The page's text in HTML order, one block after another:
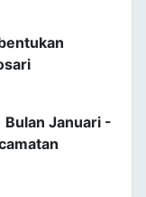
Bulan Januari -